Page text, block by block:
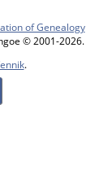
of Genealogy
© 2001-2026.
.